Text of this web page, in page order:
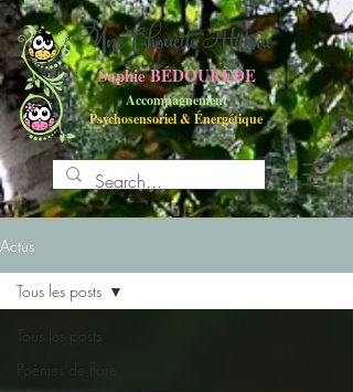
Accompagnement
Psychosensoriel&Énergétique
Sophie BÉDOURÈDE
UneChouette Histoire
Actus
Tous les posts
Tous les posts